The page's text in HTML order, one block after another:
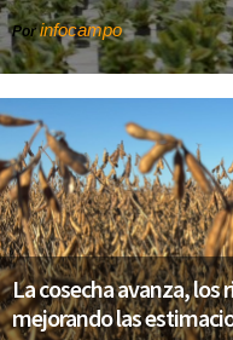
Porinfocampo
La cosecha avanza, los
mejorando las